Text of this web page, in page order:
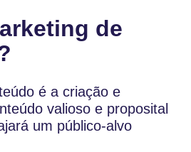
de
é a criação e
valioso e proposital
um público-alvo